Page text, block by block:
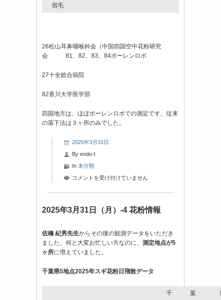
宿毛
26松山耳鼻咽喉科会（中国四国空中花粉研究
会 81、82、83、84ポーレンロボ
27十全総合病院
82香川大学医学部
四国地方は、ほぼポーレンロボでの測定です。従来
の落下法は３ヶ所のみでした。
2025年3月31日
By endo-t
In 未分類
2025
月
31
（月）-5
花
粉
報
コメントを受け付けていません
2025年3月31日（月）-4 花粉情報
佐橋 紀男先生からその後の観測データをいただき
ました。何と大変お忙しい方なのに、 測定地点が5
ヶ所に増えていました。
千葉県5地点2025年スギ花粉日飛散データ
千 葉